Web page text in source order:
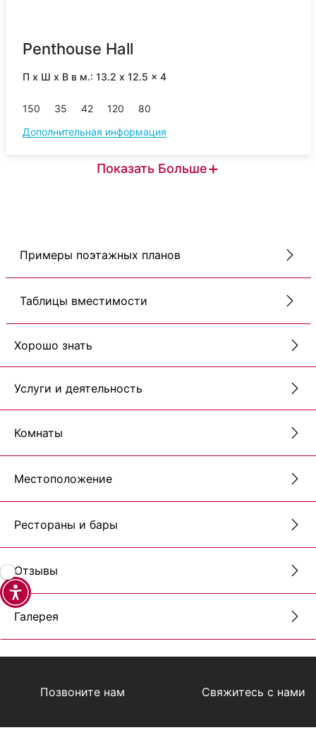
Penthouse Hall
П x Ш x В в м.: 13.2 x 12.5 x 4
150 35 42 120
80
Дополнительная информация
Показать Больше+
Примеры поэтажных планов
Таблицы вместимости
Хорошо знать
Услуги и деятельность
Комнаты
Местоположение
Рестораны и бары
Отзывы
Галерея
Позвоните нам Свяжитесь с нами